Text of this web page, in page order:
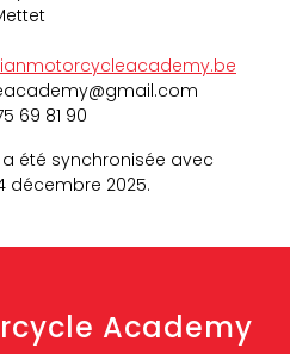
gmail.com
69 81 90
été synchronisée avec
décembre 2025.
Academy